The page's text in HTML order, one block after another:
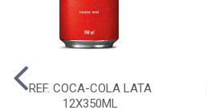
REF. COCA-COLA LATA
12X350ML